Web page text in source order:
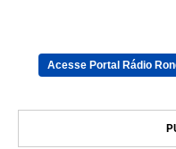
Acesse Portal Rádio